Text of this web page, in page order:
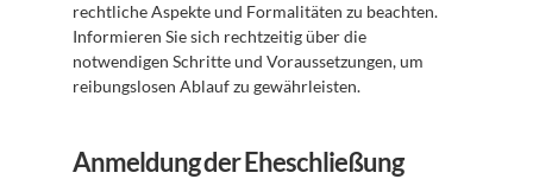
rechtliche Aspekte und Formalitäten zu beachten.
Informieren Sie sich rechtzeitig über die
notwendigen Schritte und Voraussetzungen, um
reibungslosen Ablauf zu gewährleisten.
Anmeldung der Eheschließung